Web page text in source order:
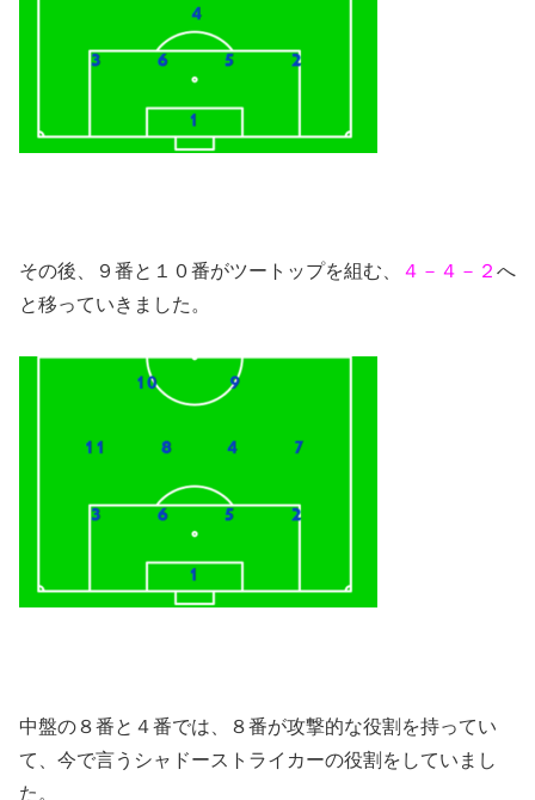
その後、９番と１０番がツートップを組む、 ４－４－２ へ
と移っていきました。
中盤の８番と４番では、８番が攻撃的な役割を持ってい
て、今で言うシャドーストライカーの役割をしていまし
た。